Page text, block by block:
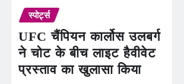
स्पोर्ट्स
UFC चैंपियन कार्लोस उलबर्ग
ने चोट के बीच लाइट हैवीवेट
प्रस्ताव का खुलासा किया